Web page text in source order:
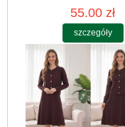
55.00 zł
szczegóły